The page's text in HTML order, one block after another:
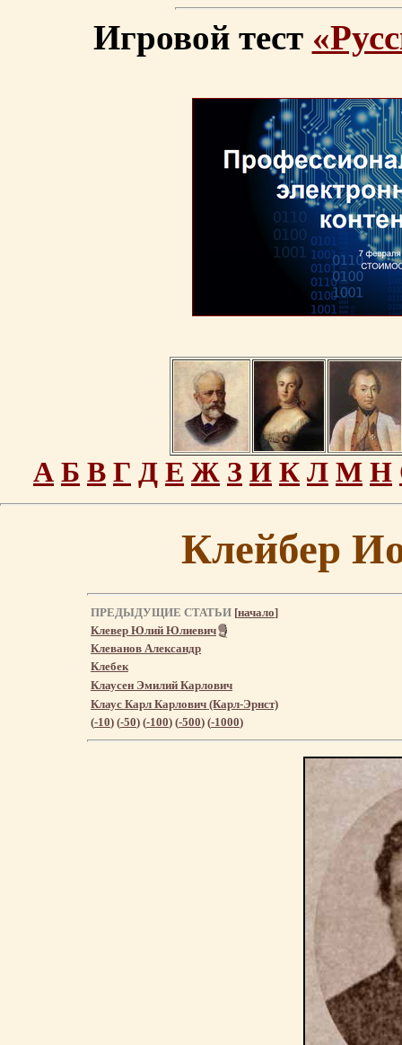
Игровой тест
А Б В Г Д Е Ж З И К Л М Н
Клейбер
ПРЕДЫДУЩИЕ СТАТЬИ [начало]
Клевер Юлий Юлиевич
Клеванов Александр
Клебек
Клаусен Эмилий Карлович
Клаус Карл Карлович (Карл-Эрнст)
(-10) (-50) (-100) (-500) (-1000)